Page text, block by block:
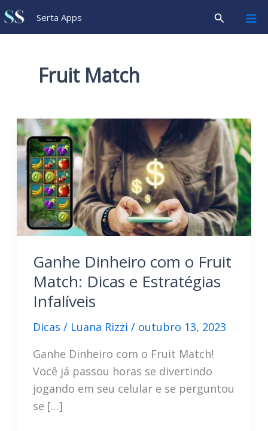
Ir
para
Serta Apps Pesquisar
Fruit Match
Ganhe Dinheiro com o Fruit
Match: Dicas e Estratégias
Infalíveis
Dicas / Luana Rizzi / outubro 13, 2023
Ganhe Dinheiro com o Fruit Match!
Você já passou horas se divertindo
jogando em seu celular e se perguntou
se […]